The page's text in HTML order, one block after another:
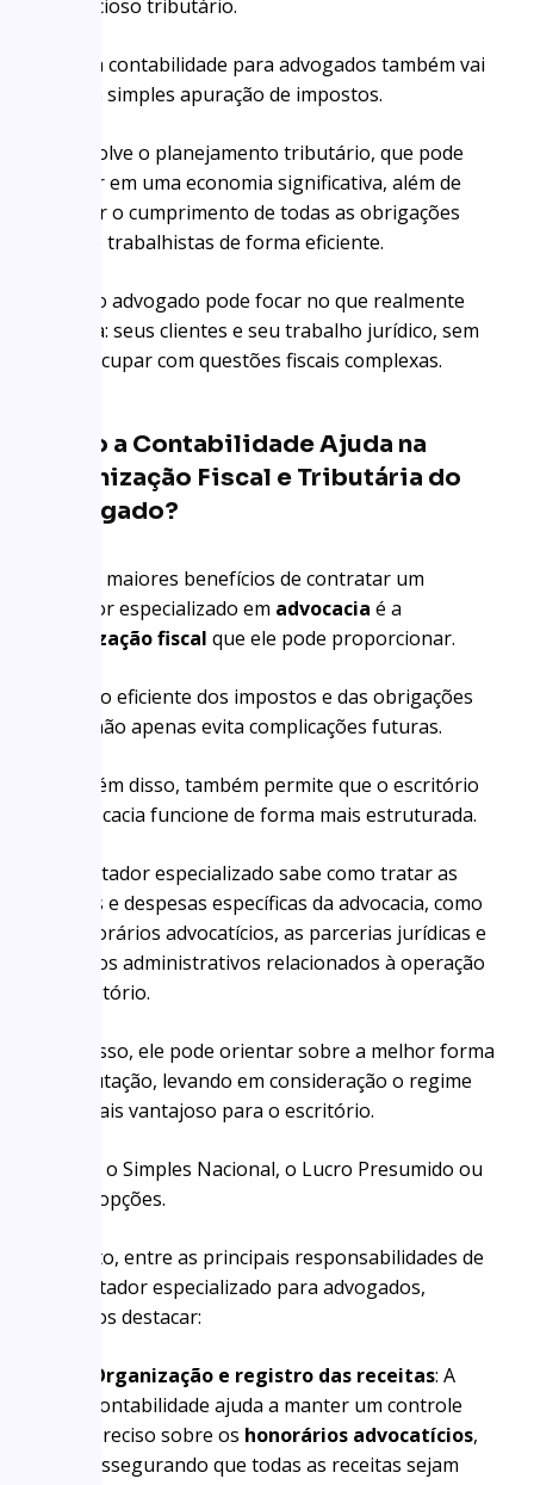
contencioso tributário.
Afinal, a contabilidade para advogados também vai
além da simples apuração de impostos.
Ela envolve o planejamento tributário, que pode
resultar em uma economia significativa, além de
garantir o cumprimento de todas as obrigações
fiscais e trabalhistas de forma eficiente.
Assim, o advogado pode focar no que realmente
importa: seus clientes e seu trabalho jurídico, sem
se preocupar com questões fiscais complexas.
Como a Contabilidade Ajuda na
Organização Fiscal e Tributária do
Advogado?
Um dos maiores benefícios de contratar um
contador especializado em advocacia é a
organização fiscal que ele pode proporcionar.
A gestão eficiente dos impostos e das obrigações
fiscais não apenas evita complicações futuras.
Mas, além disso, também permite que o escritório
de advocacia funcione de forma mais estruturada.
Um contador especializado sabe como tratar as
receitas e despesas específicas da advocacia, como
os honorários advocatícios, as parcerias jurídicas e
os custos administrativos relacionados à operação
do escritório.
Além disso, ele pode orientar sobre a melhor forma
de tributação, levando em consideração o regime
fiscal mais vantajoso para o escritório.
Seja ele o Simples Nacional, o Lucro Presumido ou
outras opções.
Portanto, entre as principais responsabilidades de
um contador especializado para advogados,
podemos destacar:
Organização e registro das receitas: A
contabilidade ajuda a manter um controle
preciso sobre os honorários advocatícios,
assegurando que todas as receitas sejam